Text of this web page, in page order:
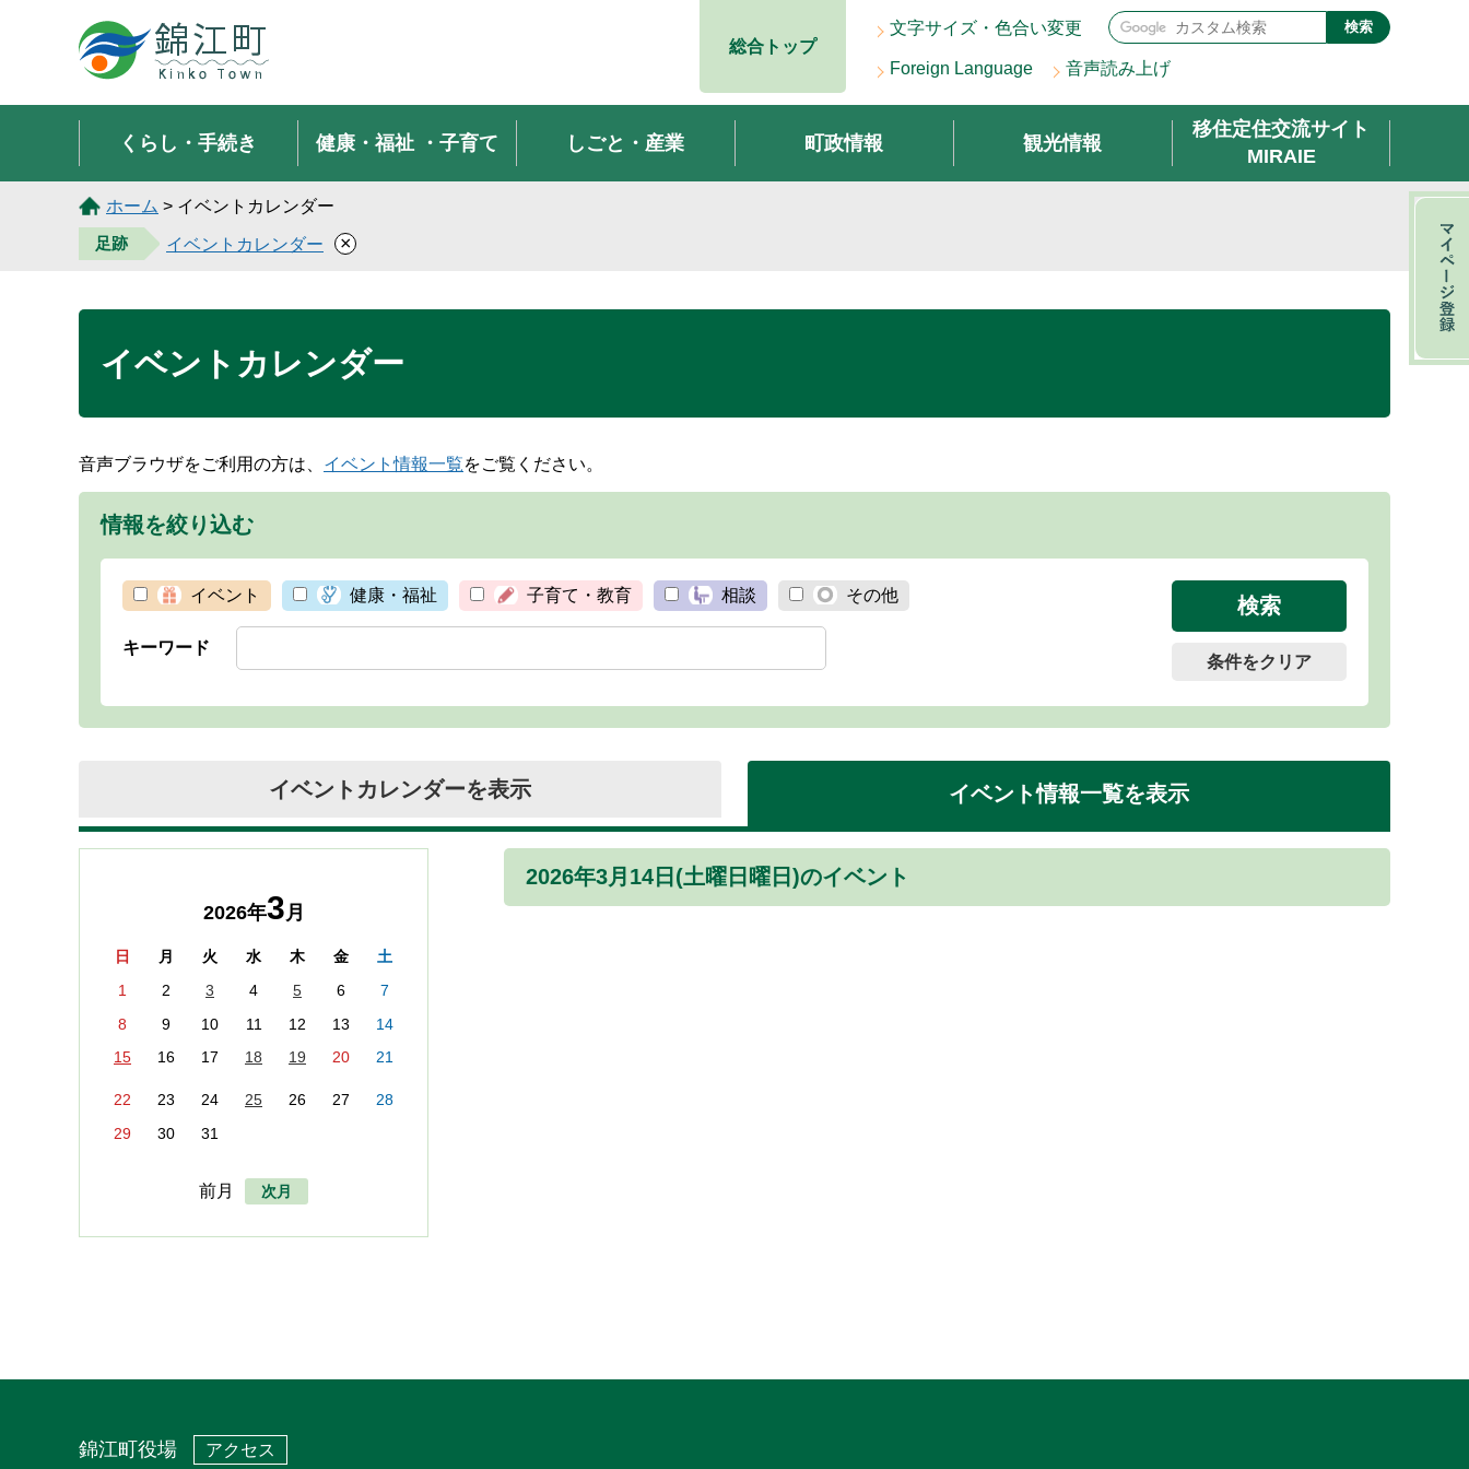
錦江町 Kinko Town
総合トップ
文字サイズ・色合い変更
Foreign Language 音声読み上げ
検索
くらし・手続き 健康・福祉・子育て しごと・産業 町政情報 観光情報
移住定住交流サイト
MIRAIE
ホーム > イベントカレンダー
足跡
イベントカレンダー ×
イベントカレンダー
音声ブラウザをご利用の方は、 イベント情報一覧をご覧ください。
情報を絞り込む
イベント 健康・福祉 子育て・教育 相談 その他
キーワード
条件をクリア
イベントカレンダーを表示 イベント情報一覧を表示
2026年3月
日 月 火 水 木 金
土
1
2 3 4 5 6
7
8
9 10 11 12 13
14
15
16 17 18 19 20 21
22 23 24 25 26 27
28
29
30 31
前月 次月
2026年3月14日(土曜日曜日)のイベント
錦江町役場 アクセス